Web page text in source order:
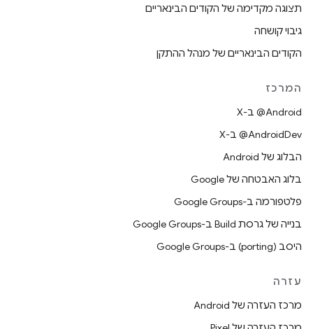
תצוגה מקדימה של הקודים הבינאריים
גיבוי קושחה
הקודים הבינאריים של מנהל ההתקן
המרכז
‫‎@Android ב-X
‫‎@AndroidDev ב-X
הבלוג של Android
בלוג האבטחה של Google
פלטפורמה ב-Google Groups
בנייה של גרסת Build ב-Google Groups
היסב (porting) ב-Google Groups
עזרה
מרכז העזרה של Android